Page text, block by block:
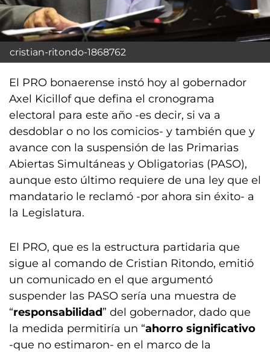
cristian-ritondo-1868762
El PRO bonaerense instó hoy al gobernador
Axel Kicillof que defina el cronograma
electoral para este año -es decir, si va a
desdoblar o no los comicios- y también que y
avance con la suspensión de las Primarias
Abiertas Simultáneas y Obligatorias (PASO),
aunque esto último requiere de una ley que el
mandatario le reclamó -por ahora sin éxito- a
la Legislatura.
El PRO, que es la estructura partidaria que
sigue al comando de Cristian Ritondo, emitió
un comunicado en el que argumentó
suspender las PASO sería una muestra de
“responsabilidad” del gobernador, dado que
la medida permitiría un “ahorro significativo
-que no estimaron- en el marco de la